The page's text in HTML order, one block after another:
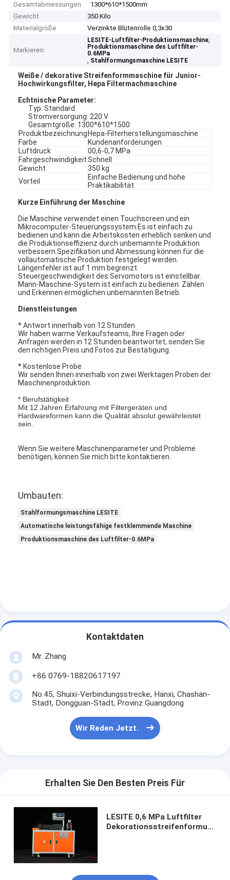
Über uns
Qualitätskontrolle
Kontakt mit uns
Luftfilter, der Maschine herstellt
Luftfilter-Produktionsmaschine
Taschen-Filter, der Maschine herstellt
Gesamtabmessungen
1300*610*1500mm
Gewicht
350 Kilo
Materialgröße
Verzinkte Blütenrolle 0,3x30
Markieren:
LESITE-Luftfilter-Produktionsmaschine,
Produktionsmaschine des Luftfilter-
0.6MPa
, Stahlformungsmaschine LESITE
Weiße / dekorative Streifenformmaschine für Junior-
Hochwirkungsfilter, Hepa Filtermachmaschine
Echtnische Parameter:
Typ: Standard
Stromversorgung: 220 V
Gesamtgröße: 1300*610*1500
Produktbezeichnung Hepa-Filterherstellungsmaschine
Farbe
Kundenanforderungen
Luftdruck
00,6-0,7 MPa
Fahrgeschwindigkeit Schnell
Gewicht
350 kg
Vorteil
Einfache Bedienung und hohe
Praktikabilität.
Kurze Einführung der Maschine
Die Maschine verwendet einen Touchscreen und ein
Mikrocomputer-Steuerungssystem.Es ist einfach zu
bedienen und kann die Arbeitskosten erheblich senken und
die Produktionseffizienz durch unbemannte Produktion
verbessern.Spezifikation und Abmessung können für die
vollautomatische Produktion festgelegt werden.
Längenfehler ist auf 1 mm begrenzt.
Steuergeschwindigkeit des Servomotors ist einstellbar.
Mann-Maschine-System ist einfach zu bedienen. Zählen
und Erkennen ermöglichen unbemannten Betrieb.
Dienstleistungen
* Antwort innerhalb von 12 Stunden
Wir haben warme Verkaufsteams, Ihre Fragen oder
Anfragen werden in 12 Stunden beantwortet, senden Sie
den richtigen Preis und Fotos zur Bestätigung.
* Kostenlose Probe
Wir senden Ihnen innerhalb von zwei Werktagen Proben der
Maschinenproduktion.
* Berufstätigkeit
Mit 12 Jahren Erfahrung mit Filtergeräten und
Hardwareformen kann die Qualität absolut gewährleistet
sein.
Wenn Sie weitere Maschinenparameter und Probleme
benötigen, können Sie mich bitte kontaktieren.
Umbauten:
Stahlformungsmaschine LESITE
Automatische leistungsfähige festklemmende Maschine
Produktionsmaschine des Luftfilter-0.6MPa
Kontaktdaten
Mr. Zhang
+86 0769-18820617197
No.45, Shuixi-Verbindungsstrecke, Hanxi, Chashan-
Stadt, Dongguan-Stadt, Provinz Guangdong
Wir Reden Jetzt.
Erhalten Sie Den Besten Preis Für
LESITE 0,6 MPa Luftfilter
Dekorationsstreifenformung